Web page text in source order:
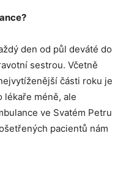
den od půl deváté do
sestrou. Včetně
části roku je
lékaře méně, ale
ve Svatém Petru
pacientů nám